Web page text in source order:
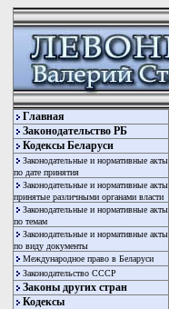
Главная
Законодательство РБ
Кодексы Беларуси
Законодательные и нормативные акты
по дате принятия
Законодательные и нормативные акты
принятые различными органами власти
Законодательные и нормативные акты
по темам
Законодательные и нормативные акты
по виду документы
Международное право в Беларуси
Законодательство СССР
Законы других стран
Кодексы